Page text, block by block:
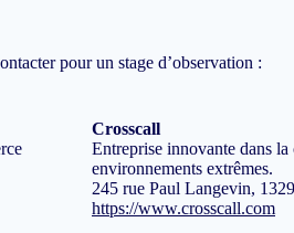
pour un stage d’observation :
Crosscall
Entreprise innovante dans la
environnements extrêmes.
245 rue Paul Langevin,
https://www.crosscall.com